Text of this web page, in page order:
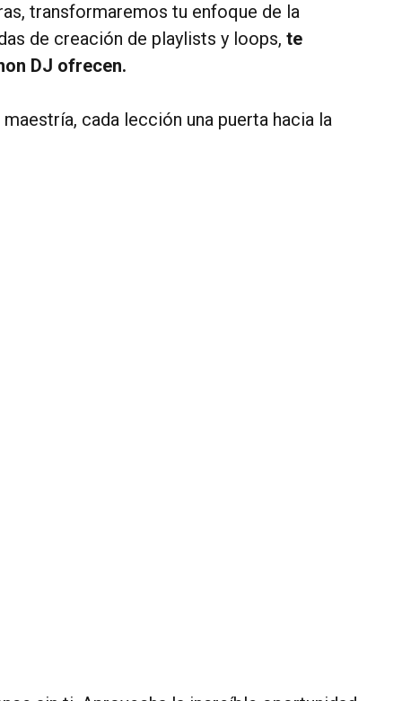
transformaremos tu enfoque de la
de creación de playlists y loops, te
DJ ofrecen.
cada lección una puerta hacia la